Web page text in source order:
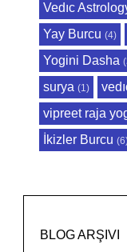
Vedıc
Yay Burcu (4)
Yogini Dasha
surya (1)
vipreet raja
İkizler Burcu
BLOG ARŞIVI